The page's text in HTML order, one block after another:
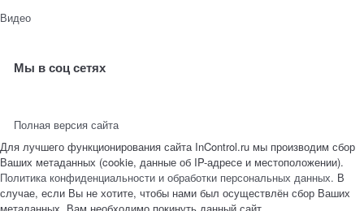
Видео
Мы в соц сетях
Полная версия сайта
Для лучшего функционирования сайта InControl.ru мы производим сбор
Ваших метаданных (cookie, данные об IP-адресе и местоположении).
Политика конфиденциальности и обработки персональных данных. В
случае, если Вы не хотите, чтобы нами был осуществлён сбор Ваших